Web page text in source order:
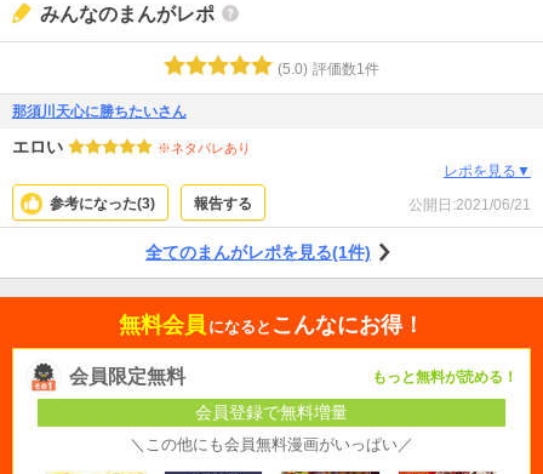
みんなのまんがレポ
(5.0) 評価数1件
那須川天心に勝ちたいさん
エロい ※ネタバレあり
レポを見る▼
参考になった(3) 報告する 公開日:2021/06/21
全てのまんがレポを見る(1件)
無料会員 になると こんなにお得！
会員限定無料 もっと無料が読める！
会員登録で無料増量
＼この他にも会員無料漫画がいっぱい／